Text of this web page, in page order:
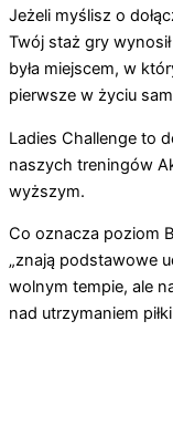
Jeżeli myślisz o
Twój staż gry
była miejscem, w
pierwsze w życiu
Ladies Challenge to
naszych treningów
wyższym.
Co oznacza poziom
„znają podstawowe
wolnym tempie, ale
nad utrzymaniem